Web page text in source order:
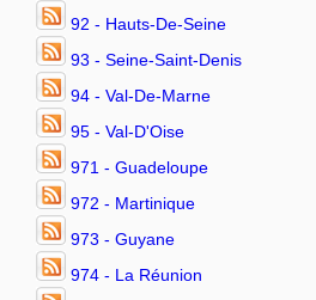
92 - Hauts-De-Seine
93 - Seine-Saint-Denis
94 - Val-De-Marne
95 - Val-D'Oise
971 - Guadeloupe
972 - Martinique
973 - Guyane
974 - La Réunion